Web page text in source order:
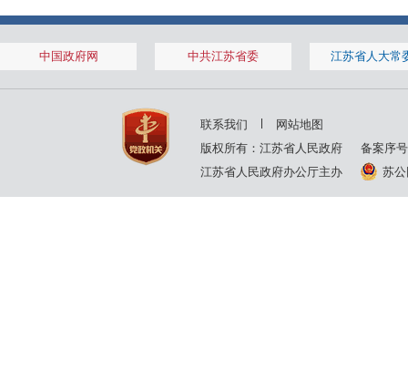
中国政府网 中共江苏省委 江苏省人大常
联系我们
网站地图
版权所有：江苏省人民政府
备案序
江苏省人民政府办公厅主办
苏